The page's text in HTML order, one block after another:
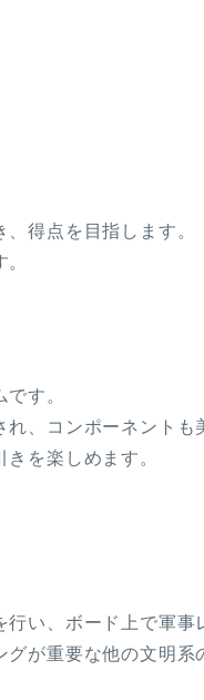
得点を目指します。
す。
、コンポーネントも
を楽しめます。
い、ボード上で軍事
が重要な他の文明系